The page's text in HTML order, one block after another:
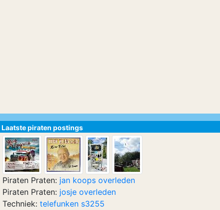
Laatste piraten postings
Piraten Praten: jan koops overleden
Piraten Praten: josje overleden
Techniek: telefunken s3255